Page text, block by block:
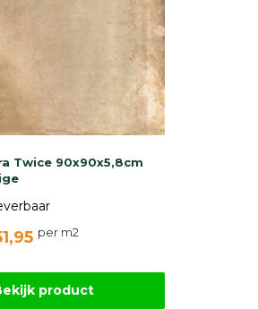
Twice 90x90x5,8cm
per m2
product